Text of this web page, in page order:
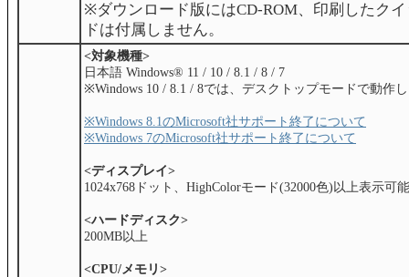
※ダウンロード版にはCD-ROM、印刷したク
ドは付属しません。
<対象機種>
日本語 Windows® 11 / 10 / 8.1 / 8 / 7
※Windows 10 / 8.1 / 8では、デスクトップモードで動作
※Windows 8.1のMicrosoft社サポート終了について
※Windows 7のMicrosoft社サポート終了について
<ディスプレイ>
1024x768ドット、HighColorモード(32000色)以上表示可
<ハードディスク>
200MB以上
<CPU/メモリ>